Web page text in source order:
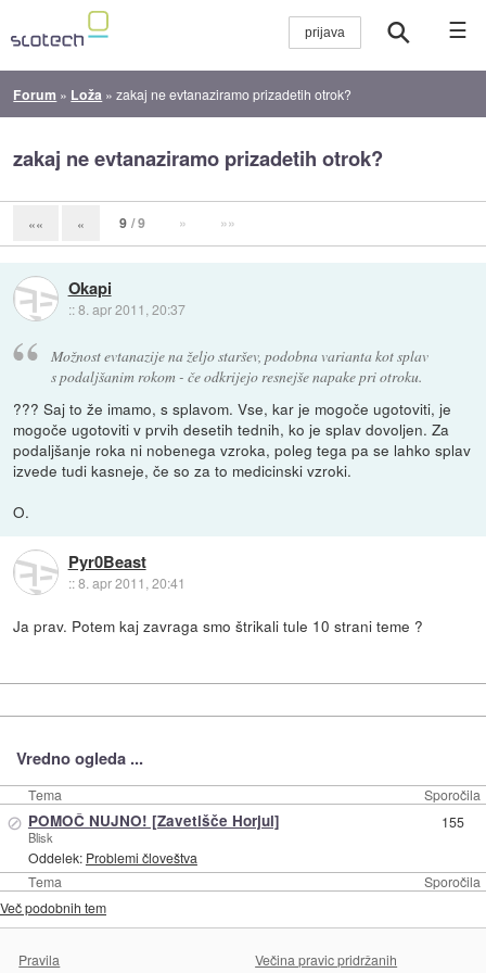
☰
Forum » Loža »zakaj ne evtanaziramo prizadetih otrok?
zakaj ne evtanaziramo prizadetih otrok?
«« « 9 / 9 » »»
Okapi
::8. apr 2011, 20:37
Možnost evtanazije na željo staršev, podobna varianta kot splav
s podaljšanim rokom - če odkrijejo resnejše napake pri otroku.
??? Saj to že imamo, s splavom. Vse, kar je mogoče ugotoviti, je
mogoče ugotoviti v prvih desetih tednih, ko je splav dovoljen. Za
podaljšanje roka ni nobenega vzroka, poleg tega pa se lahko splav
izvede tudi kasneje, če so za to medicinski vzroki.
O.
Pyr0Beast
::8. apr 2011, 20:41
Ja prav. Potem kaj zavraga smo štrikali tule 10 strani teme ?
Vredno ogleda ...
Tema Sporočila
Tema Sporočila
⊘ POMOČ NUJNO! [Zavetišče Horjul]
Blisk
Oddelek: Problemi človeštva
155
Več podobnih tem
Pravila Večina pravic pridržanih